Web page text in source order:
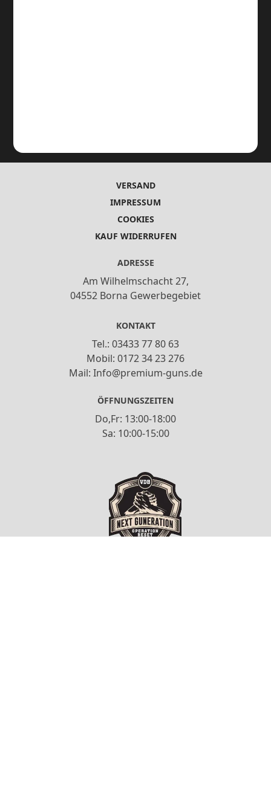
VERSAND
IMPRESSUM
COOKIES
KAUF WIDERRUFEN
ADRESSE
Am Wilhelmschacht 27,
04552 Borna Gewerbegebiet
KONTAKT
Tel.: 03433 77 80 63
Mobil: 0172 34 23 276
Mail: Info@premium-guns.de
ÖFFNUNGSZEITEN
Do,Fr: 13:00-18:00
Sa: 10:00-15:00